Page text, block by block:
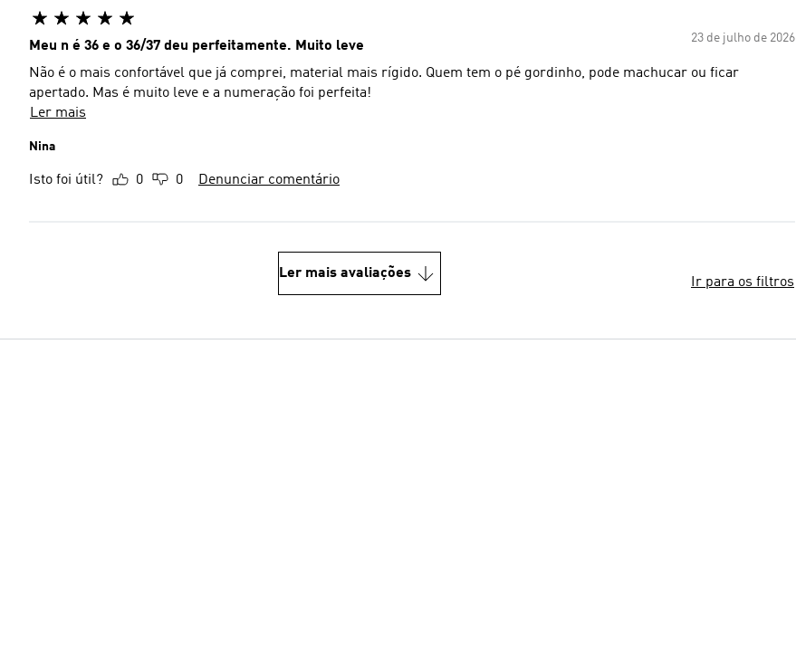
23 de julho de 2026
Meu n é 36 e o 36/37 deu perfeitamente. Muito leve
Não é o mais confortável que já comprei, material mais rígido. Quem tem o pé gordinho, pode machucar ou ficar
apertado. Mas é muito leve e a numeração foi perfeita!
Ler mais
Nina
Isto foi útil? 0 0 Denunciar comentário
Ler mais avaliações
Ir para os filtros